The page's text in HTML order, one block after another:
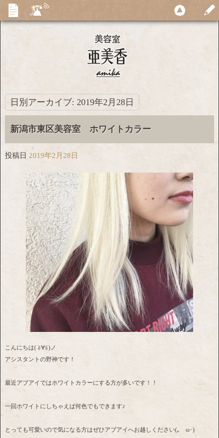
日別アーカイブ: 2019年2月28日
新潟市東区美容室 ホワイトカラー
投稿日 2019年2月28日
こんにちは( ≧∀≦)ノ
アシスタントの野神です！
最近アブアイではホワイトカラーにする方が多いです！！
一回ホワイトにしちゃえば何色でもできます♪
とっても可愛いので気になる方はぜひアブアイへお越しください(｡ゝω･)ゞ